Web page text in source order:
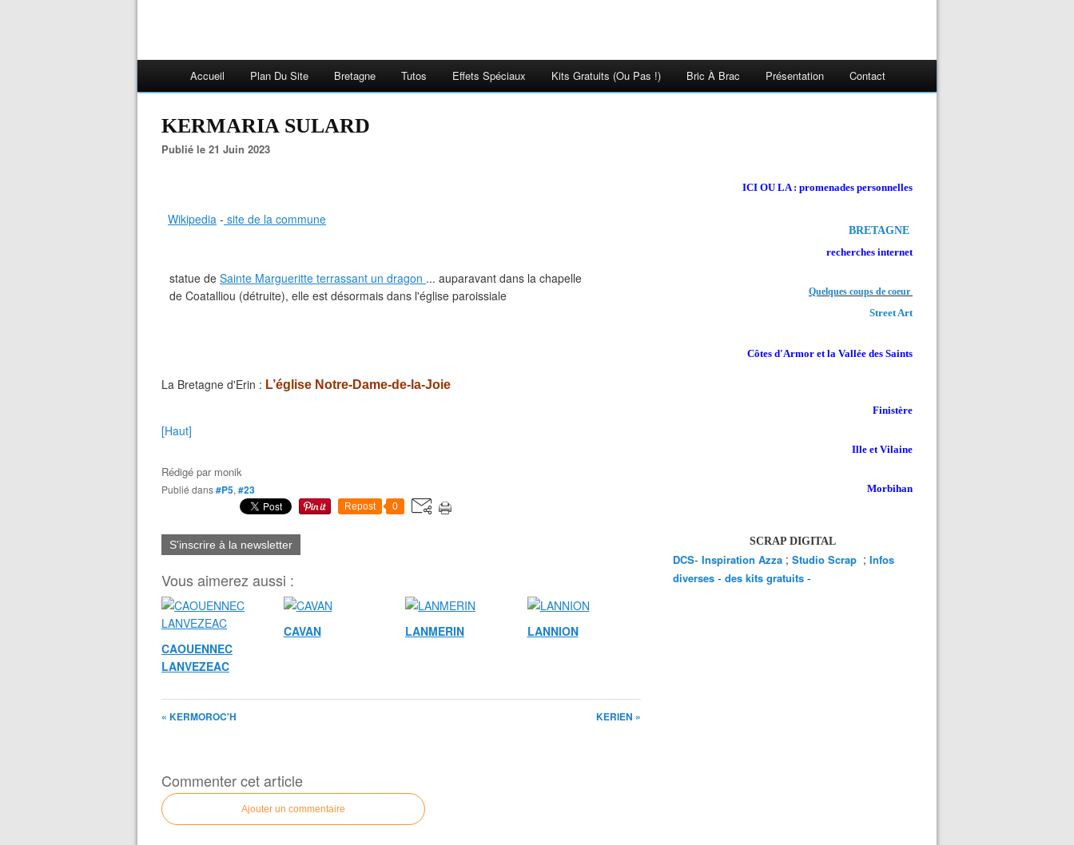
Accueil Plan Du Site Bretagne Tutos Effets Spéciaux Kits Gratuits (ou Pas !) Bric À Brac Présentation Contact
KERMARIA SULARD
Publié le 21 Juin 2023
Wikipedia - site de la commune
statue de Sainte Margueritte terrassant un dragon ... auparavant dans la chapelle
de Coatalliou (détruite), elle est désormais dans l'église paroissiale
La Bretagne d'Erin : L’église Notre-Dame-de-la-Joie
[Haut]
Rédigé par monik
Publié dans#P5, #23
Repost 0
S'inscrire à la newsletter
Vous aimerez aussi :
CAOUENNEC
LANVEZEAC
CAVAN LANMERIN LANNION
« KERMOROC'H KERIEN »
Commenter cet article
Ajouter un commentaire
ICI OU LA : promenades personnelles
BRETAGNE
recherches internet
Quelques coups de coeur
Street Art
Côtes d'Armor et la Vallée des Saints
Finistère
Ille et Vilaine
Morbihan
SCRAP DIGITAL
DCS- Inspiration Azza ; Studio Scrap ; Infos
diverses - des kits gratuits -